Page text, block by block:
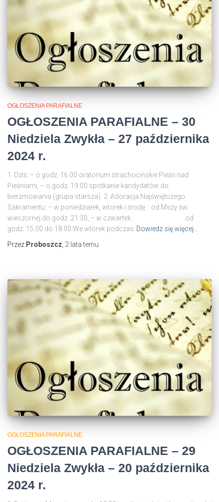
OGŁOSZENIA PARAFIALNE
OGŁOSZENIA PARAFIALNE – 30
Niedziela Zwykła – 27 października
2024 r.
1. Dziś: – o godz. 16.00 oratorium strachocińskie Pieśń nad
Pieśniami, – o godz. 19.00 spotkanie kandydatów do
bierzmowania (grupa starsza). 2. Adoracja Najświętszego
Sakramentu: – w poniedziałek, wtorek i środę od Mszy św.
wieczornej do godz. 21.30, – w czwartek od
godz. 15.00 do 18.00 We wtorek podczas Dowiedz się więcej…
Przez Proboszcz 2 latatemu
OGŁOSZENIA PARAFIALNE
OGŁOSZENIA PARAFIALNE – 29
Niedziela Zwykła – 20 października
2024 r.